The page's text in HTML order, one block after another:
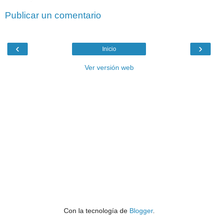
Publicar un comentario
‹ ›
Inicio
Ver versión web
Con la tecnología de Blogger.